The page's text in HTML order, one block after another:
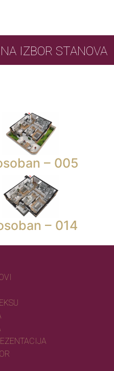
NAZAD NA IZBOR STANOVA
– 005
– 014